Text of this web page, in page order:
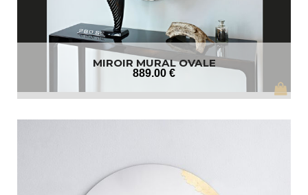
MIROIR MURAL OVALE
889.00 €